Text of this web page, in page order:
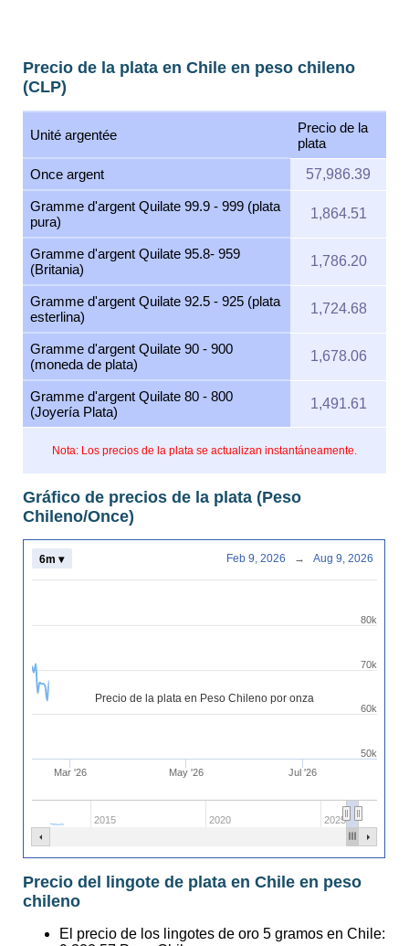
Precio de la plata en Chile en peso chileno
(CLP)
Unité argentée
Precio de la
plata
Nota: Los precios de la plata se actualizan instantáneamente.
Once argent 57,986.39
Gramme d'argent Quilate 99.9 - 999 (plata
pura)
1,864.51
Gramme d'argent Quilate 95.8- 959
(Britania)
1,786.20
Gramme d'argent Quilate 92.5 - 925 (plata
esterlina)
1,724.68
Gramme d'argent Quilate 90 - 900
(moneda de plata)
1,678.06
Gramme d'argent Quilate 80 - 800
(Joyería Plata)
1,491.61
Gráfico de precios de la plata (Peso
Chileno/Once)
Precio de la plata en Peso Chileno por onza
Mar '26 May '26 Jul '26
2015 2020 2025
50k
60k
70k
80k
6m ▾ Feb 9, 2026 → Aug 9, 2026
Precio del lingote de plata en Chile en peso
chileno
El precio de los lingotes de oro 5 gramos en Chile: